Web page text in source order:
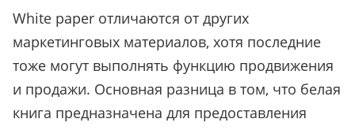
White paper отличаются от других
маркетинговых материалов, хотя последние
тоже могут выполнять функцию продвижения
и продажи. Основная разница в том, что белая
книга предназначена для предоставления